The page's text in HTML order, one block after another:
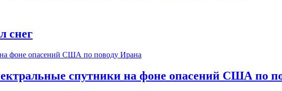
снег
спутники на фоне опасений США по